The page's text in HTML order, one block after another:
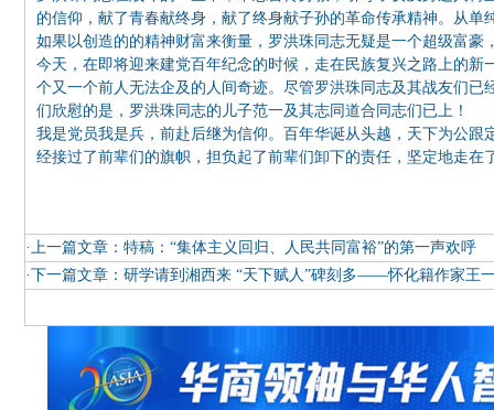
的信仰，献了青春献终身，献了终身献子孙的革命传承精神。从
如果以创造的的精神财富来衡量，罗洪珠同志无疑是一个超级富
今天，在即将迎来建党百年纪念的时候，走在民族复兴之路上的
个又一个前人无法企及的人间奇迹。尽管罗洪珠同志及其战友们
们欣慰的是，罗洪珠同志的儿子范一及其志同道合同志们已上！
我是党员我是兵，前赴后继为信仰。百年华诞从头越，天下为公跟
经接过了前辈们的旗帜，担负起了前辈们卸下的责任，坚定地走在
·上一篇文章： 特稿：“集体主义回归、人民共同富裕”的第一声欢呼
·下一篇文章： 研学请到湘西来 “天下赋人”碑刻多——怀化籍作家王